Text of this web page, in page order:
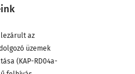
lezárult az
üzemek
(KAP-RD04a-